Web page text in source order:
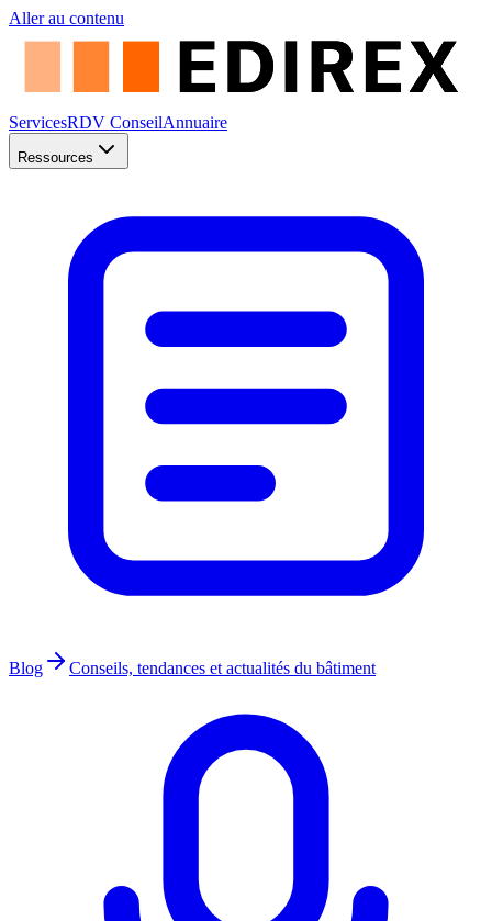
Aller au contenu
ServicesRDV ConseilAnnuaire
Ressources
Blog Conseils, tendances et actualités du bâtiment